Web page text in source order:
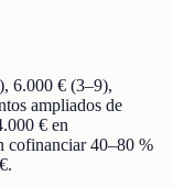
6.000 € (3–9),
ampliados de
€ en
cofinanciar 40–80 %